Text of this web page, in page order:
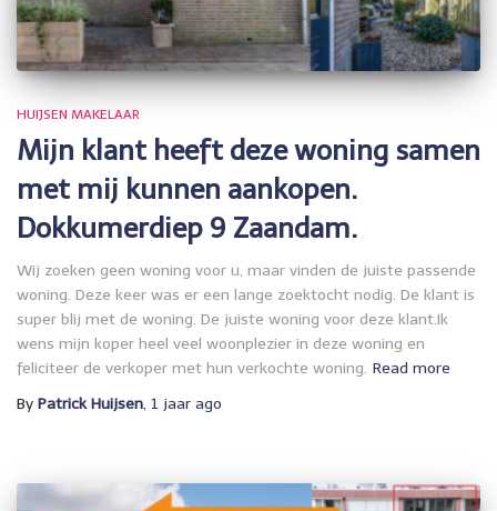
HUIJSEN MAKELAAR
Mijn klant heeft deze woning samen
met mij kunnen aankopen.
Dokkumerdiep 9 Zaandam.
Wij zoeken geen woning voor u, maar vinden de juiste passende
woning. Deze keer was er een lange zoektocht nodig. De klant is
super blij met de woning. De juiste woning voor deze klant.Ik
wens mijn koper heel veel woonplezier in deze woning en
feliciteer de verkoper met hun verkochte woning. Read more
By Patrick Huijsen, 1 jaar ago